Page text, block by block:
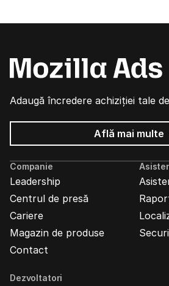
Adaugă încredere achiziției tale
Află mai multe
Companie
Leadership
Centrul de presă
Cariere
Magazin de produse
Contact
Dezvoltatori